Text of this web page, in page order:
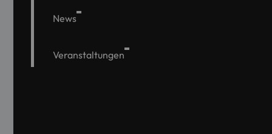
News
Veranstaltungen